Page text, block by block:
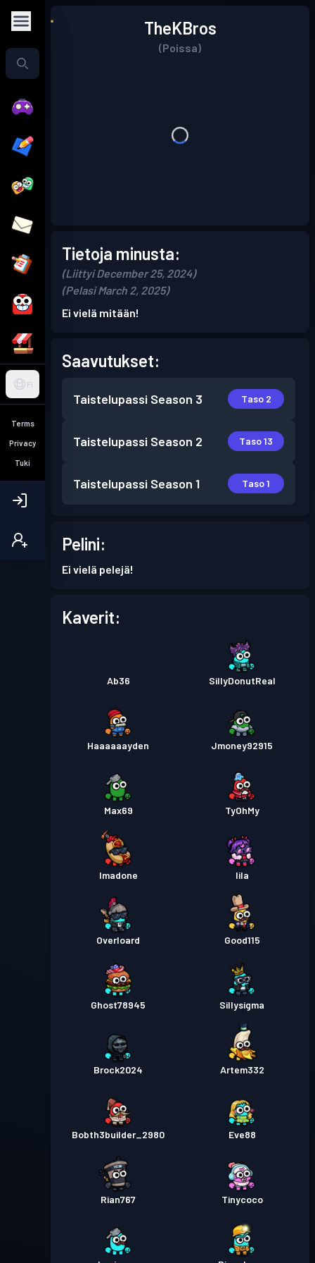
FI
Terms
Privacy
Tuki
TheKBros
(Poissa)
Tietoja minusta:
(Liittyi December 25, 2024)
(Pelasi March 2, 2025)
Ei vielä mitään!
Saavutukset:
Taistelupassi Season 3 Taso 2
Taistelupassi Season 2 Taso 13
Taistelupassi Season 1 Taso 1
Pelini:
Ei vielä pelejä!
Kaverit:
Ab36 SillyDonutReal
Haaaaaayden Jmoney92915
Max69 TyOhMy
Imadone lila
Overloard Good115
Ghost78945 Sillysigma
Brock2024 Artem332
Bobth3builder_2980 Eve88
Rian767 Tinycoco